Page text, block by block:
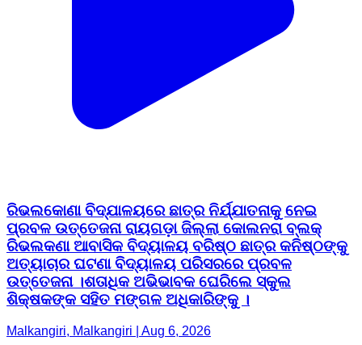
ରିଭଲକୋଣା ବିଦ୍ଯାଳୟରେ ଛାତ୍ର ନିର୍ଯ୍ଯାତନାକୁ ନେଇ
ପ୍ରବଳ ଉତ୍ତେଜନା ରାୟଗଡ଼ା ଜିଲ୍ଲା କୋଲନରା ବ୍ଲକ୍
ରିଭଲକଣା ଆବାସିକ ବିଦ୍ୟାଳୟ ବରିଷ୍ଠ ଛାତ୍ର କନିଷ୍ଠଙ୍କୁ
ଅତ୍ୟାଚାର ଘଟଣା ବିଦ୍ୟାଳୟ ପରିସରରେ ପ୍ରବଳ
ଉତ୍ତେଜନା ।ଶତାଧିକ ଅଭିଭାବକ ଘେରିଲେ ସ୍କୁଲ
ଶିକ୍ଷକଙ୍କ ସହିତ ମଙ୍ଗଳ ଅଧିକାରିଙ୍କୁ ।
Malkangiri, Malkangiri | Aug 6, 2026